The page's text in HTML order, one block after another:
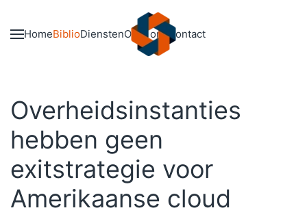
Skip to main content
HomeBiblioDienstenOver onsContact
Overheidsinstanties
hebben geen
exitstrategie voor
Amerikaanse cloud